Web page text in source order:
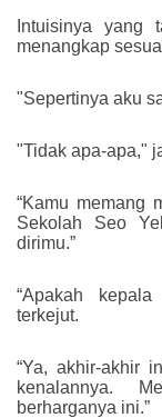
Intuisinya yang
menangkap
"Sepertinya aku
"Tidak apa-apa,"
“Kamu memang
Sekolah Seo
dirimu.”
“Apakah
terkejut.
“Ya, akhir-akhir
kenalannya.
berharganya ini.”